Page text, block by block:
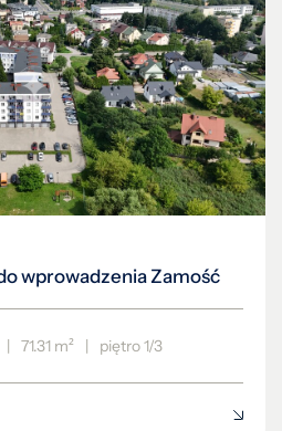
wprowadzenia Zamość
| 71.31 m² | piętro 1/3